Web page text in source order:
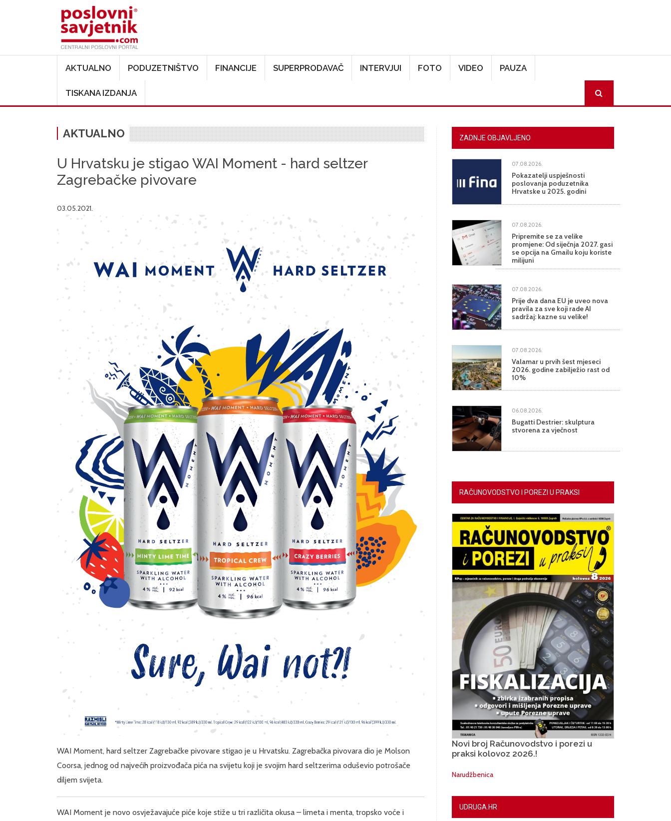
AKTUALNO PODUZETNIŠTVO FINANCIJE SUPERPRODAVAČ INTERVJUI FOTO VIDEO PAUZA
TISKANA IZDANJA
AKTUALNO
U Hrvatsku je stigao WAI Moment - hard seltzer
Zagrebačke pivovare
03.05.2021.
WAI Moment, hard seltzer Zagrebačke pivovare stigao je u Hrvatsku. Zagrebačka pivovara dio je Molson
Coorsa, jednog od najvećih proizvođača pića na svijetu koji je svojim hard seltzerima oduševio potrošače
diljem svijeta.
WAI Moment je novo osvježavajuće piće koje stiže u tri različita okusa – limeta i menta, tropsko voće i
ZADNJE OBJAVLJENO
07.08.2026.
Pokazatelji uspješnosti
poslovanja poduzetnika
Hrvatske u 2025. godini
07.08.2026.
Pripremite se za velike
promjene: Od siječnja 2027. gasi
se opcija na Gmailu koju koriste
milijuni
07.08.2026.
Prije dva dana EU je uveo nova
pravila za sve koji rade AI
sadržaj: kazne su velike!
07.08.2026.
Valamar u prvih šest mjeseci
2026. godine zabilježio rast od
10%
06.08.2026.
Bugatti Destrier: skulptura
stvorena za vječnost
RAČUNOVODSTVO I POREZI U PRAKSI
Novi broj Računovodstvo i porezi u
praksi kolovoz 2026.!
Narudžbenica
UDRUGA.HR